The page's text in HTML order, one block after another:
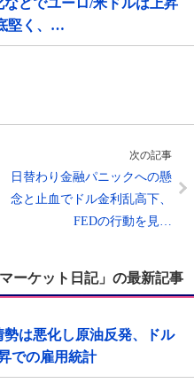
どでユーロ/米ドルは上昇
堅く、…
次の記事
日替わり金融パニックへの懸
念と止血でドル金利乱高下、
FEDの行動を見…
ーケット日記」の最新記事
は悪化し原油反発、ドル
での雇用統計